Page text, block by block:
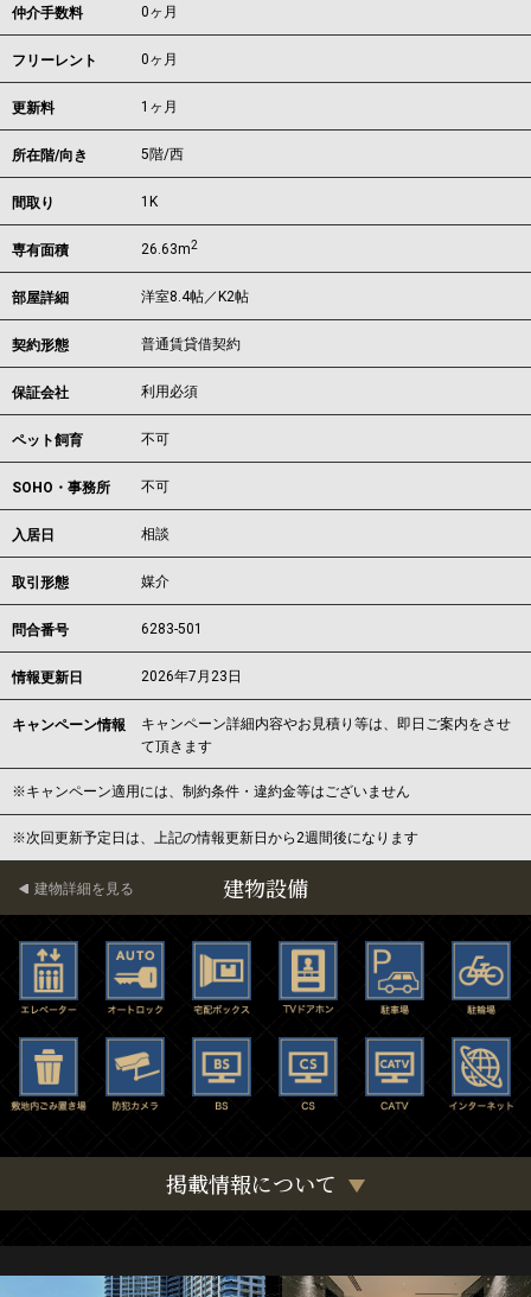
仲介手数料 0ヶ月
フリーレント 0ヶ月
更新料 1ヶ月
所在階/向き 5階/西
間取り 1K
専有面積 26.63m2
部屋詳細 洋室8.4帖／K2帖
契約形態 普通賃貸借契約
保証会社 利用必須
ペット飼育 不可
SOHO・事務所 不可
入居日 相談
取引形態 媒介
問合番号 6283-501
情報更新日 2026年7月23日
キャンペーン情報
キャンペーン詳細内容やお見積り等は、即日ご案内をさせ
て頂きます
※キャンペーン適用には、制約条件・違約金等はございません
※次回更新予定日は、上記の情報更新日から2週間後になります
建物設備
建物詳細を見る
掲載情報について